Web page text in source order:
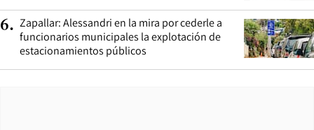
6. Zapallar: Alessandri en la mira por cederle a
funcionarios municipales la explotación de
estacionamientos públicos